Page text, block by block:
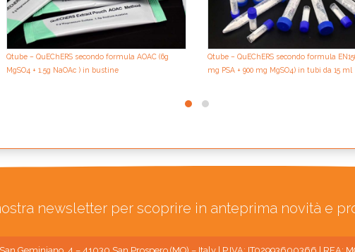
Qtube – QuEChERS secondo formula AOAC (6g
MgSO4 + 1.5g NaOAc ) in bustine
Qtube – QuEChERS secondo formula
mg PSA + 900 mg MgSO4) in tubi da 15 ml
newsletter per scoprire in anteprima novità e